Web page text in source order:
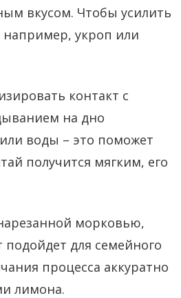
вкусом. Чтобы усилить
укроп или
контакт с
на дно
воды – это поможет
получится мягким, его
морковью,
для семейного
процесса аккуратно
лимона.